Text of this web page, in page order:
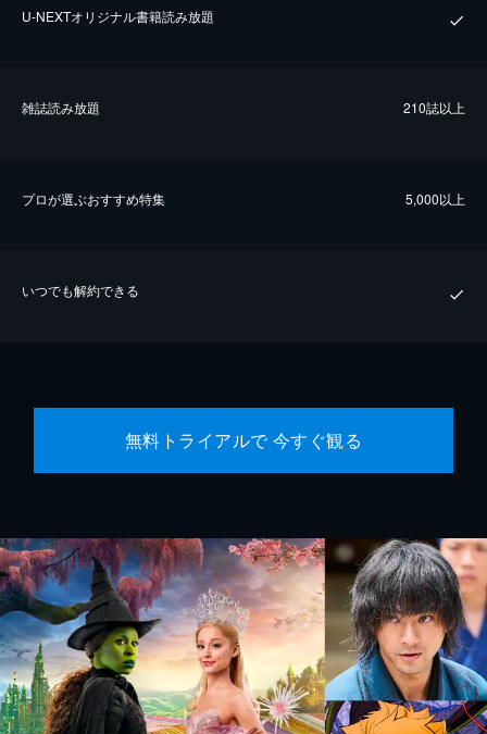
U-NEXTオリジナル書籍読み放題
雑誌読み放題 210誌以上
プロが選ぶおすすめ特集 5,000以上
いつでも解約できる
無料トライアルで 今すぐ観る